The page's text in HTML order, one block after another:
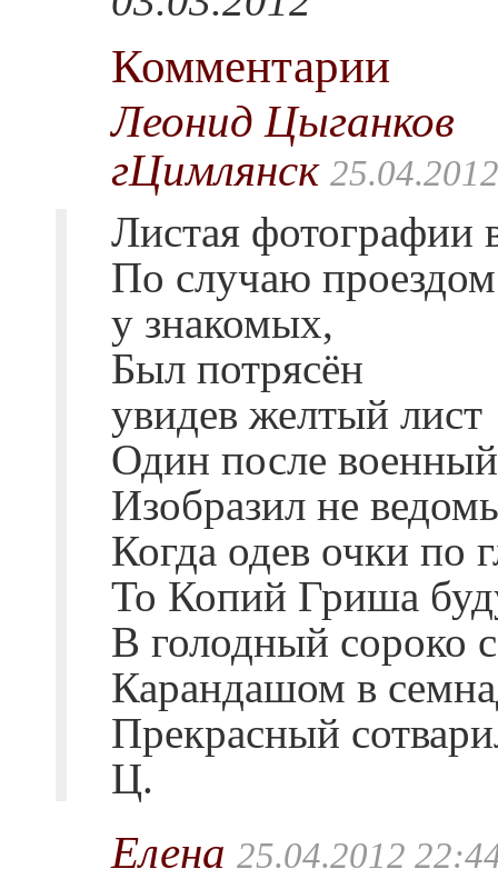
Комментарии
Леонид Цыганков
гЦимлянск
Листая фотографии
По случаю проездом
у знакомых,
Был потрясён
увидев желтый лист
Один после
Изобразил не
Когда одев очки по
То Копий Гриша
В голодный сороко
Карандашом в
Прекрасный
Ц.
Елена 25.04.2012